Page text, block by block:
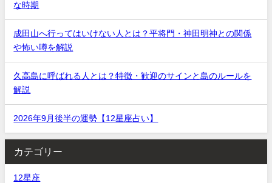
な時期
成田山へ行ってはいけない人とは？平将門・神田明神との関係
や怖い噂を解説
久高島に呼ばれる人とは？特徴・歓迎のサインと島のルールを
解説
2026年9月後半の運勢【12星座占い】
カテゴリー
12星座